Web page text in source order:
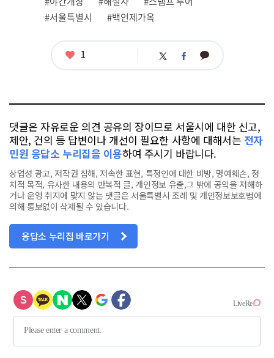
련
태
#서울특별시
#백인제가옥
좋1 트 페 카
댓글은 자유로운 의견 공유의 장이므로 서울시에 대한 신고,
제안, 건의 등 답변이나 개선이 필요한 사항에 대해서는 전자
민원 응답소 누리집을 이용하여 주시기 바랍니다.
상업성 광고, 저작권 침해, 저속한 표현, 특정인에 대한 비방, 명예훼손, 정
치적 목적, 유사한 내용의 반복적 글, 개인정보 유출,그 밖에 공익을 저해하
거나 운영 취지에 맞지 않는 댓글은 서울특별시 조례 및 개인정보보호법에
의해 통보없이 삭제될 수 있습니다.
응답소 누리집 바로가기